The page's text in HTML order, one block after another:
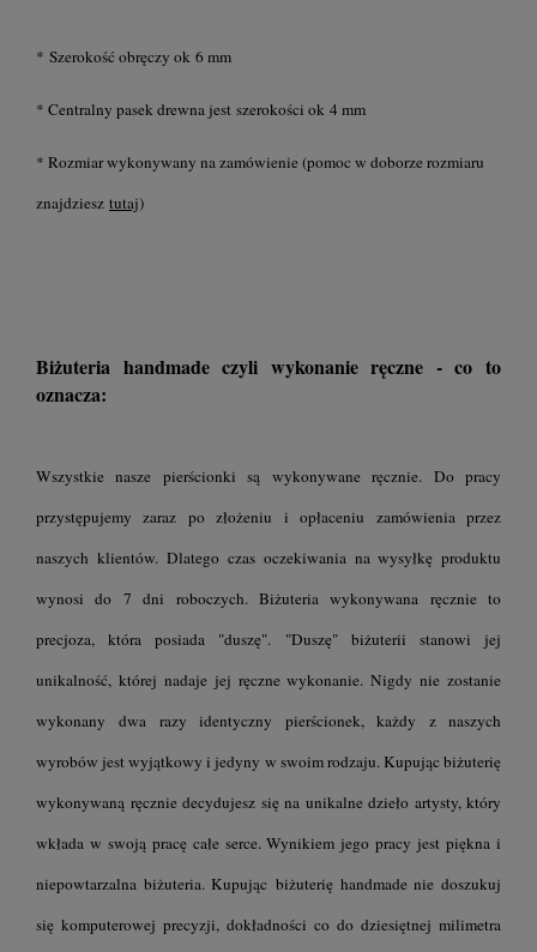
* Szerokość obręczy ok 6 mm
* Centralny pasek drewna jest szerokości ok 4 mm
* Rozmiar wykonywany na zamówienie (pomoc w doborze rozmiaru
znajdziesz tutaj)
Biżuteria handmade czyli wykonanie ręczne - co to
oznacza:
Wszystkie nasze pierścionki są wykonywane ręcznie. Do pracy
przystępujemy zaraz po złożeniu i opłaceniu zamówienia przez
naszych klientów. Dlatego czas oczekiwania na wysyłkę produktu
wynosi do 7 dni roboczych. Biżuteria wykonywana ręcznie to
precjoza, która posiada "duszę". "Duszę" biżuterii stanowi jej
unikalność, której nadaje jej ręczne wykonanie. Nigdy nie zostanie
wykonany dwa razy identyczny pierścionek, każdy z naszych
wyrobów jest wyjątkowy i jedyny w swoim rodzaju. Kupując biżuterię
wykonywaną ręcznie decydujesz się na unikalne dzieło artysty, który
wkłada w swoją pracę całe serce. Wynikiem jego pracy jest piękna i
niepowtarzalna biżuteria. Kupując biżuterię handmade nie doszukuj
się komputerowej precyzji, dokładności co do dziesiętnej milimetra